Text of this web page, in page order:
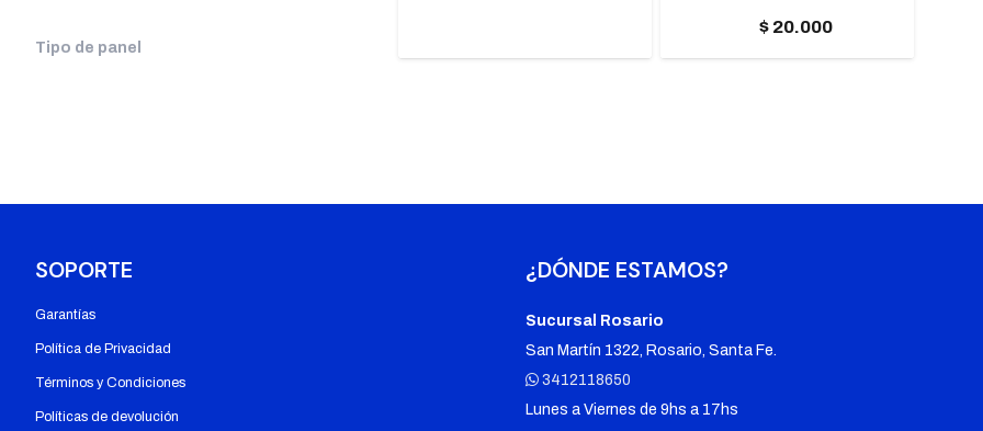
Tipo de panel
$20.000
SOPORTE
Garantías
Política de Privacidad
Términos y Condiciones
Políticas de devolución
¿DÓNDE ESTAMOS?
Sucursal Rosario
San Martín 1322, Rosario, Santa Fe.
3412118650
Lunes a Viernes de 9hs a 17hs